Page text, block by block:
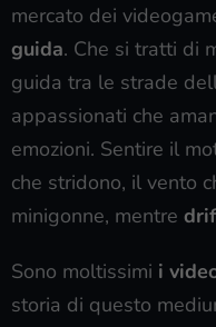
mercato dei
guida. Che si tratti di
guida tra le strade
appassionati che
emozioni. Sentire il
che stridono, il vento
minigonne, mentre
Sono moltissimi i
storia di questo